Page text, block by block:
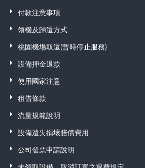
付款注意事項
領機及歸還方式
桃園機場取還(暫時停止服務)
設備押金退款
使用國家注意
租借條款
流量規範說明
設備遺失損壞賠償費用
公司發票申請說明